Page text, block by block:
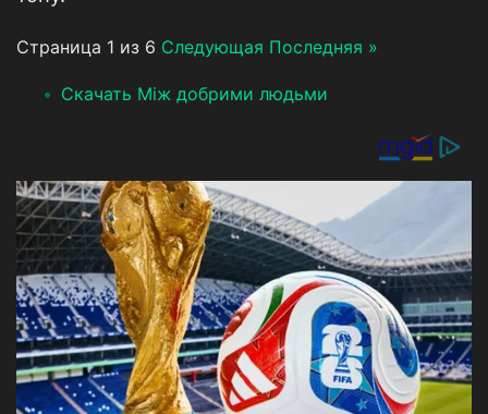
Страница 1 из 6 Следующая Последняя »
Скачать Між добрими людьми